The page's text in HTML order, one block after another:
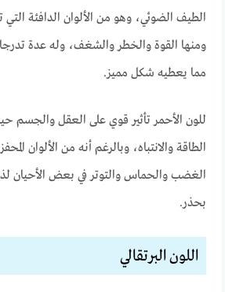
الطيف الضوئي، وهو من الألوان الدافئة
ومنها القوة والخطر والشغف، وله عدة
مما يعطيه شكل مميز.
للون الأحمر تأثير قوي على العقل والجسم
الطاقة والانتباه، وبالرغم أنه من الألوان
الغضب والحماس والتوتر في بعض الأحيان
بحذر.
اللون البرتقالي